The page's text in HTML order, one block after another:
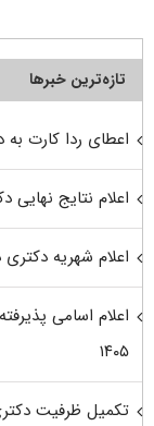
تازه‌ترین خبرها
اعطای ردا کارت به
اعلام نتایج نهایی
اعلام شهریه دکتری
اعلام اسامی
۱۴۰۵
تکمیل ظرفیت دکتری